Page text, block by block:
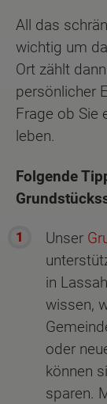
All das
wichtig um
Ort zählt
persönlicher
Frage ob Sie
leben.
Folgende
Unser
in
wissen,
oder
können
sparen.